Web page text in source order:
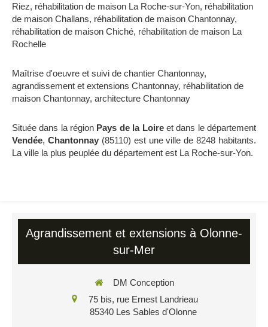
Riez, réhabilitation de maison La Roche-sur-Yon, réhabilitation
de maison Challans, réhabilitation de maison Chantonnay,
réhabilitation de maison Chiché, réhabilitation de maison La
Rochelle
Maîtrise d'oeuvre et suivi de chantier Chantonnay,
agrandissement et extensions Chantonnay, réhabilitation de
maison Chantonnay, architecture Chantonnay
Située dans la région Pays de la Loireet dans le département
Vendée, Chantonnay(85110) est une ville de 8248 habitants.
La ville la plus peuplée du département est La Roche-sur-Yon.
Agrandissement et extensions à Olonne-
sur-Mer
DM Conception
75 bis, rue Ernest Landrieau
85340 Les Sables d'Olonne